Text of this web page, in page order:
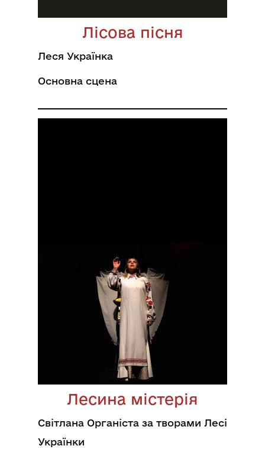
Лісова пісня
Леся Українка
Основна сцена
Лесина містерія
Світлана Органіста за творами Лесі
Українки